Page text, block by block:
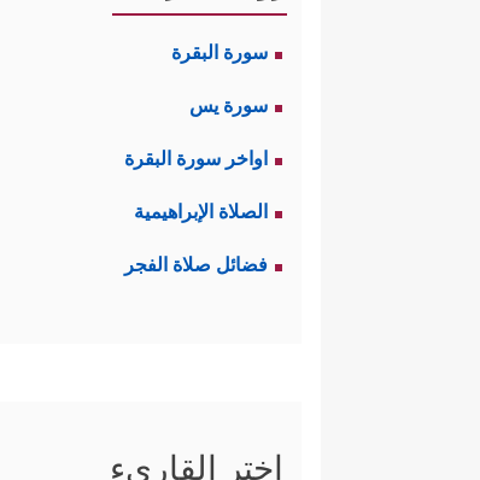
سورة البقرة
سورة يس
اواخر سورة البقرة
الصلاة الإبراهيمية
فضائل صلاة الفجر
اختر القاريء